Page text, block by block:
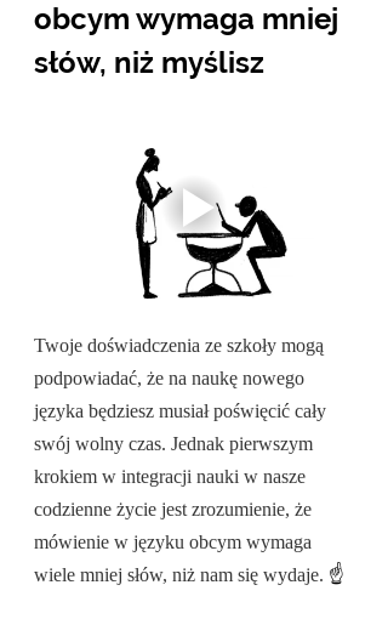
obcym wymaga mniej
słów, niż myślisz
Twoje doświadczenia ze szkoły mogą
podpowiadać, że na naukę nowego
języka będziesz musiał poświęcić cały
swój wolny czas. Jednak pierwszym
krokiem w integracji nauki w nasze
codzienne życie jest zrozumienie, że
mówienie w języku obcym wymaga
wiele mniej słów, niż nam się wydaje. ☝️